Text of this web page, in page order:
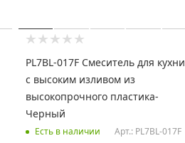
PL7BL-017F Смеситель для кухни
с высоким изливом из
высокопрочного пластика-
Черный
Есть в наличии Арт.: PL7BL-017F